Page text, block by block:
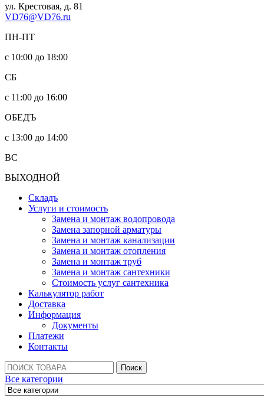
ул. Крестовая, д. 81
VD76@VD76.ru
ПН-ПТ
с 10:00 до 18:00
СБ
с 11:00 до 16:00
ОБЕДЪ
с 13:00 до 14:00
ВС
ВЫХОДНОЙ
Складъ
Услуги и стоимость
Замена и монтаж водопровода
Замена запорной арматуры
Замена и монтаж канализации
Замена и монтаж отопления
Замена и монтаж труб
Замена и монтаж сантехники
Стоимость услуг сантехника
Калькулятор работ
Доставка
Информация
Документы
Платежи
Контакты
Поиск:
Поиск
Все категории